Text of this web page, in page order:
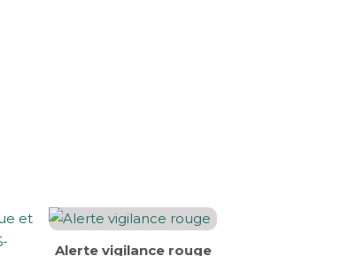
Alerte vigilance rouge